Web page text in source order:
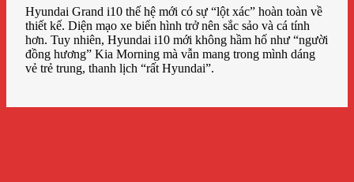
Hyundai Grand i10 thế hệ mới có sự “lột xác” hoàn toàn về
thiết kế. Diện mạo xe biến hình trở nên sắc sảo và cá tính
hơn. Tuy nhiên, Hyundai i10 mới không hầm hố như “người
đồng hương” Kia Morning mà vẫn mang trong mình dáng
vẻ trẻ trung, thanh lịch “rất Hyundai”.